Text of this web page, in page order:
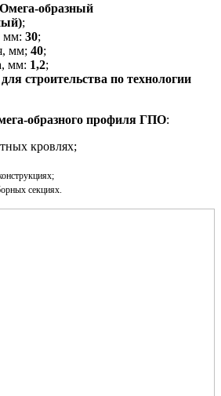
Омега-образный
;
мм: 30;
мм; 40;
мм: 1,2;
для строительства по технологии
образного профиля ГПО:
кровлях;
секциях.